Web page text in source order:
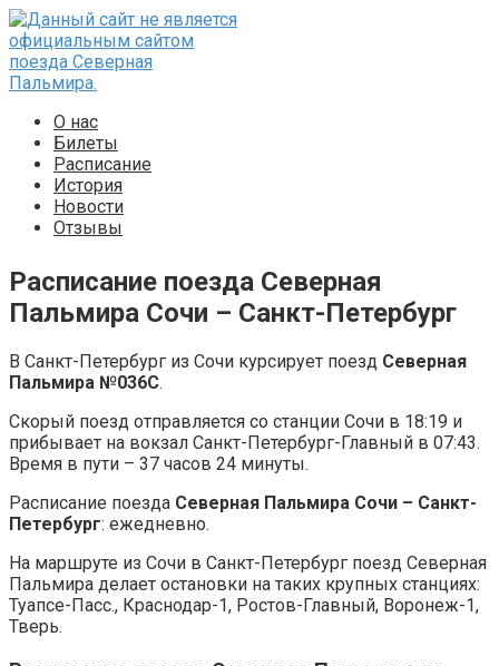
Перейти
к
контенту
О нас
Билеты
Расписание
История
Новости
Отзывы
Расписание поезда Северная
Пальмира Сочи – Санкт-Петербург
В Санкт-Петербург из Сочи курсирует поезд Северная
Пальмира №036С.
Скорый поезд отправляется со станции Сочи в 18:19 и
прибывает на вокзал Санкт-Петербург-Главный в 07:43.
Время в пути – 37 часов 24 минуты.
Расписание поезда Северная Пальмира Сочи – Санкт-
Петербург: ежедневно.
На маршруте из Сочи в Санкт-Петербург поезд Северная
Пальмира делает остановки на таких крупных станциях:
Туапсе-Пасс., Краснодар-1, Ростов-Главный, Воронеж-1,
Тверь.